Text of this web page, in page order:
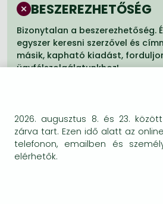
Frieren manga
Bleach manga
One-Punch Man manga
BESZEREZHETŐSÉG
Bizonytalan a beszerezhetőség.
egyszer keresni szerzővel és
másik, kapható kiadást,
ügyfélszolgálatunkhoz!
A termék adatai:
2026. augusztus 8. és 23.
zárva tart. Ezen idő alatt az
telefonon, emailben és
elérhetők.